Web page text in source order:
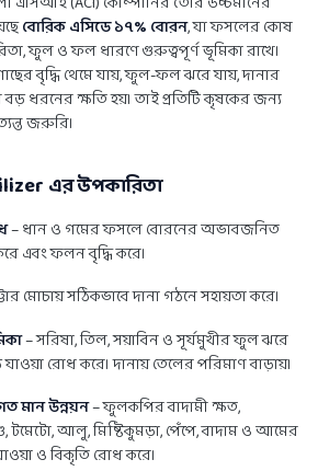
বোরিক এসিডে ১৭% বোরন, যা ফসলের কোষ
ফুল ও ফল ধারণে গুরুত্বপূর্ণ ভূমিকা রাখে।
বৃদ্ধি থেমে যায়, ফুল-ফল ঝরে যায়, দানার
ধরনের ক্ষতি হয়। তাই প্রতিটি কৃষকের জন্য
জরুরি।
এর উপকারিতা
– ধান ও গমের ফসলে বোরনের অভাবজনিত
এবং ফলন বৃদ্ধি করে।
মোচায় সঠিকভাবে দানা গঠনে সহায়তা করে।
– সরিষা, তিল, সয়াবিন ও সূর্যমুখীর ফুল ঝরে
রোধ করে। দানায় তেলের পরিমাণ বাড়ায়।
মান উন্নয়ন– ফুলকপির বাদামী ক্ষত,
টমেটো, আলু, মিষ্টিকুমড়া, পেঁপে, বাদাম ও আমের
ও বিকৃতি রোধ করে।